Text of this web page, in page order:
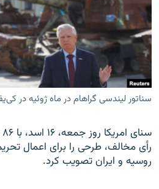
سناتور لیندسی گراهام در ماه ژوئیه در
رأی مخالف، طرحی را برای اعمال
روسیه و ایران تصویب کرد.